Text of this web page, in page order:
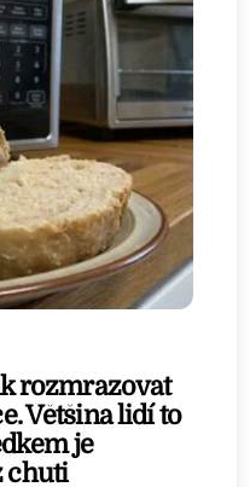
rozmrazovat
Většina lidí to
je
chuti